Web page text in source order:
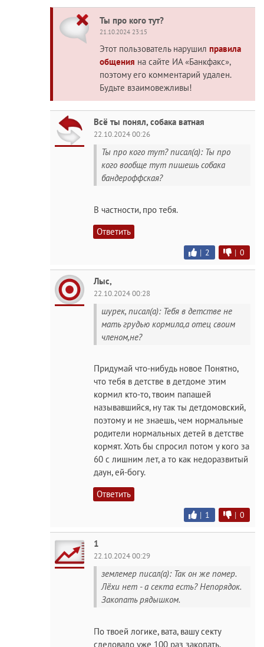
Ты про кого тут?
21.10.2024 23:15
Этот пользователь нарушил правила
общения на сайте ИА «Банкфакс»,
поэтому его комментарий удален.
Будьте взаимовежливы!
Всё ты понял, собака ватная
22.10.2024 00:26
Ты про кого тут? писал(а): Ты про
кого вообще тут пишешь собака
бандероффская?
В частности, про тебя.
Ответить
| 2 | 0
Лыс,
22.10.2024 00:28
шурек, писал(а): Тебя в детстве не
мать грудью кормила,а отец своим
членом,не?
Придумай что-нибудь новое Понятно,
что тебя в детстве в детдоме этим
кормил кто-то, твоим папашей
называвшийся, ну так ты детдомовский,
поэтому и не знаешь, чем нормальные
родители нормальных детей в детстве
кормят. Хоть бы спросил потом у кого за
60 с лишним лет, а то как недоразвитый
дayн, ей-богу.
Ответить
| 1 | 0
1
22.10.2024 00:29
землемер писал(а): Так он же помер.
Лёхи нет - а секта есть? Непорядок.
Закопать рядышком.
По твоей логике, вата, вашу секту
следовало уже 100 раз закопать.